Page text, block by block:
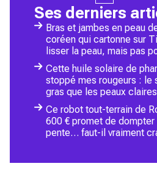
Ses derniers
Bras et jambes en peau
coréen qui cartonne sur
lisser la peau, mais pas
Cette huile solaire de
stoppé mes rougeurs : le
gras que les peaux
Ce robot tout-terrain de
600 € promet de
pente… faut-il vraiment